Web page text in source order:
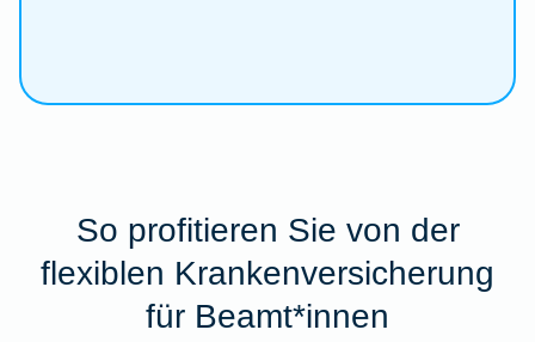
So profitieren Sie von der
flexiblen Krankenversicherung
für Beamt*innen